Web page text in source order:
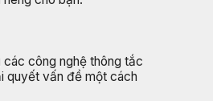
công nghệ thông tắc
quyết vấn đề một cách